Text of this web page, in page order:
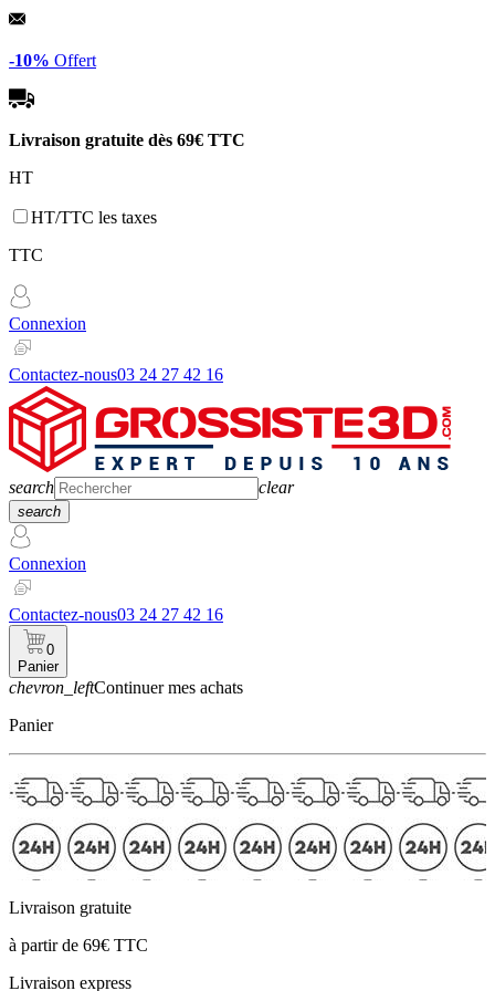
Panneau de gestion des cookies
-10% Offert
Livraison gratuite dès 69€ TTC
HT
HT/TTC les taxes
TTC
Connexion
Contactez-nous03 24 27 42 16
search clear
search
Connexion
Contactez-nous03 24 27 42 16
0
Panier
chevron_leftContinuer mes achats
Panier
Livraison gratuite
à partir de 69€ TTC
Livraison express